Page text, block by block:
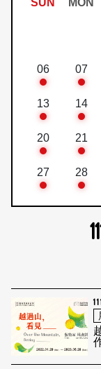
SUN MON
06 07
13 14
20 21
27 28